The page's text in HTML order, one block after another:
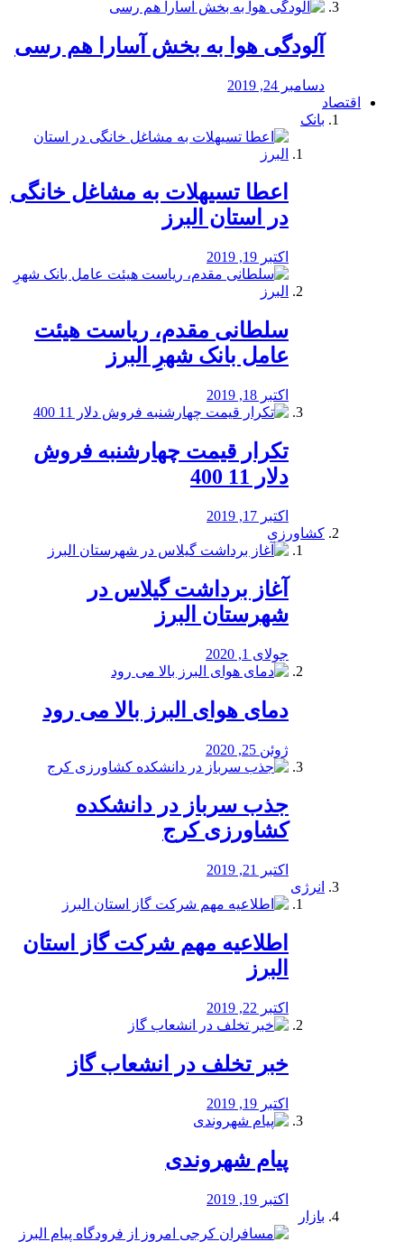
آلودگی هوا به بخش آسارا هم رسی
دسامبر 24, 2019
اقتصاد
بانک
️اعطا تسیهلات به مشاغل خانگی
در استان البرز
اکتبر 19, 2019
سلطانی مقدم، ریاست هیئت
عامل بانک شهرِ البرز
اکتبر 18, 2019
تکرار قیمت چهارشنبه فروش
دلار 11 400
اکتبر 17, 2019
کشاورزی
آغاز برداشت گیلاس در
شهرستان البرز
جولای 1, 2020
دمای هوای البرز بالا می رود
ژوئن 25, 2020
جذب سرباز در دانشکده
کشاورزی کرج
اکتبر 21, 2019
انرژی
️اطلاعیه مهم شرکت گاز استان
البرز
اکتبر 22, 2019
خبر تخلف در انشعاب گاز
اکتبر 19, 2019
پیام شهروندی
اکتبر 19, 2019
بازار